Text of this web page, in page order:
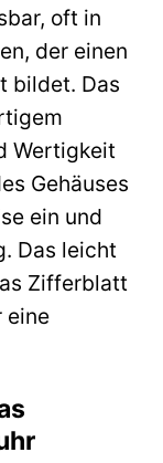
oft in
der einen
bildet. Das
Wertigkeit
Gehäuses
ein und
Das leicht
Zifferblatt
eine